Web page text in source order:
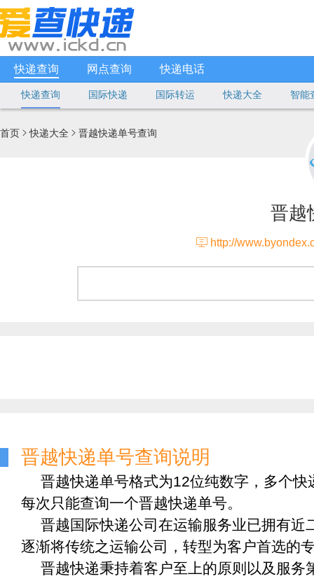
快递查询 网点查询 快递电话
快递查询 国际快递 国际转运 快递大全 智能
首页 快递大全  晋越快递单号查询
晋越
 http://
晋越快递单号查询说明
晋越快递单号格式为12位纯数字，多个快
每次只能查询一个晋越快递单号。
晋越国际快递公司在运输服务业已拥有近
逐渐将传统之运输公司，转型为客户首选的
晋越快递秉持着客户至上的原则以及服务